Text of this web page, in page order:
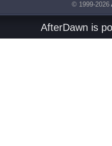
© 1999-2026
AfterDawn is